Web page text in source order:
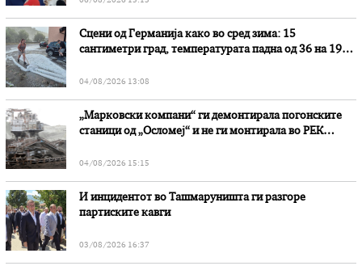
Сцени од Германија како во сред зима: 15
сантиметри град, температурата падна од 36 на 19
04/08/2026 13:08
„Марковски компани“ ги демонтирала погонските
станици од „Осломеј“ и не ги монтирала во РЕК
04/08/2026 15:15
И инцидентот во Ташмаруништa ги разгоре
партиските кавги
03/08/2026 16:37